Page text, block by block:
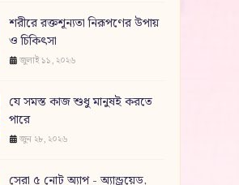
শরীরে রক্তশূন্যতা নিরূপণের উপায়
ও চিকিৎসা
জুলাই ১১, ২০২৬
যে সমস্ত কাজ শুধু মানুষই করতে
পারে
জুন ২৮, ২০২৬